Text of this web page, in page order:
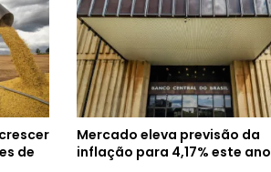
de
Mercado eleva previsão da
inflação para 4,17% este ano